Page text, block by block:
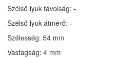
Szélső lyuk távolság: -
Szélső lyuk átmérő: -
Szélesség: 54 mm
Vastagság: 4 mm